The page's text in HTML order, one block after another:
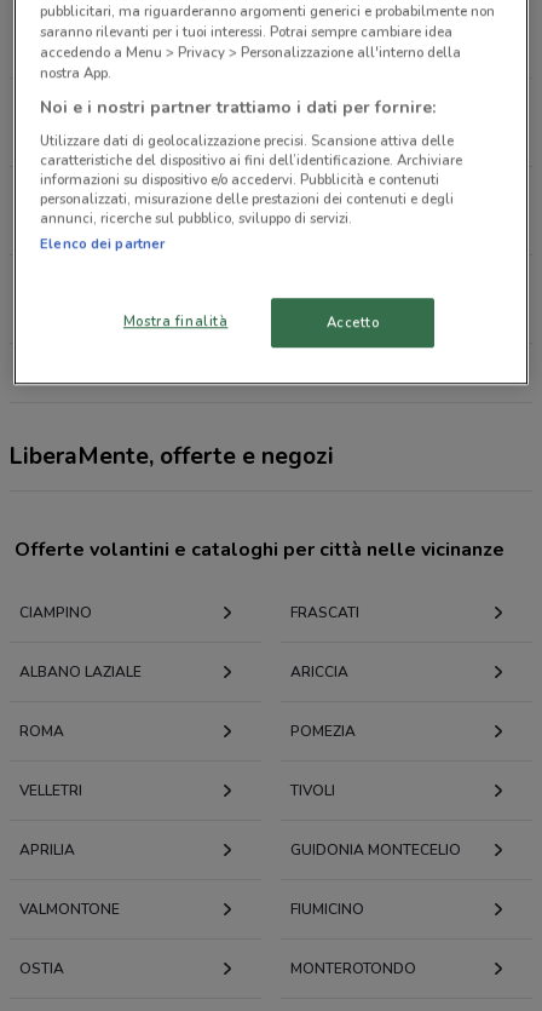
Via San Paolo della Croce 1/a 37 Ciampino
441 m
APERTO
Via Delle Vigne Morena 21 23 Roma
858 m
APERTO
Via Anagnina 471 Roma
2.2 km
APERTO
APERTO
LiberaMente, offerte e negozi
Offerte volantini e cataloghi per città nelle vicinanze
CIAMPINO FRASCATI
ALBANO LAZIALE ARICCIA
ROMA POMEZIA
VELLETRI TIVOLI
APRILIA GUIDONIA MONTECELIO
VALMONTONE FIUMICINO
OSTIA MONTEROTONDO
pubblicitari, ma riguarderanno argomenti generici e probabilmente non
saranno rilevanti per i tuoi interessi. Potrai sempre cambiare idea
accedendo a Menu > Privacy > Personalizzazione all'interno della
nostra App.
Noi e i nostri partner trattiamo i dati per fornire:
Utilizzare dati di geolocalizzazione precisi. Scansione attiva delle
caratteristiche del dispositivo ai fini dell’identificazione. Archiviare
informazioni su dispositivo e/o accedervi. Pubblicità e contenuti
personalizzati, misurazione delle prestazioni dei contenuti e degli
annunci, ricerche sul pubblico, sviluppo di servizi.
Elenco dei partner
Mostra finalità Accetto